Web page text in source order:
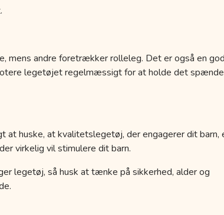
mens andre foretrækker rolleleg. Det er også en
legetøjet regelmæssigt for at holde det
huske, at kvalitetslegetøj, der engagerer dit barn,
virkelig vil stimulere dit barn.
legetøj, så husk at tænke på sikkerhed, alder og